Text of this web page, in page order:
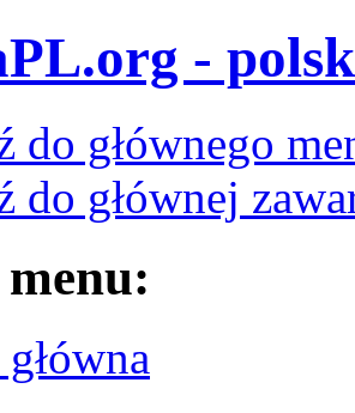
-
do głównego
do głównej
menu: